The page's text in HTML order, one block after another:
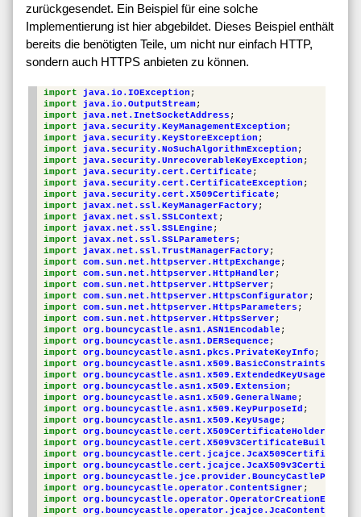
zurückgesendet. Ein Beispiel für eine solche
Implementierung ist hier abgebildet. Dieses Beispiel enthält
bereits die benötigten Teile, um nicht nur einfach HTTP,
sondern auch HTTPS anbieten zu können.
import java.io.IOException ;
import
java.io.OutputStream;
import
java.net.InetSocketAddress ;
import
java.security.KeyManagementException ;
import
java.security.KeyStoreException ;
import
java.security.NoSuchAlgorithmException ;
import
java.security.UnrecoverableKeyException ;
import
java.security.cert.Certificate ;
import
java.security.cert.CertificateException ;
import
java.security.cert.X509Certificate ;
import
javax.net.ssl.KeyManagerFactory;
import
javax.net.ssl.SSLContext ;
import
javax.net.ssl.SSLEngine ;
import
javax.net.ssl.SSLParameters ;
import
javax.net.ssl.TrustManagerFactory;
import
com.sun.net.httpserver.HttpExchange ;
import
com.sun.net.httpserver.HttpHandler ;
import
com.sun.net.httpserver.HttpServer ;
import
com.sun.net.httpserver.HttpsConfigurator ;
import
com.sun.net.httpserver.HttpsParameters ;
import
com.sun.net.httpserver.HttpsServer ;
import
org.bouncycastle.asn1.ASN1Encodable ;
import
org.bouncycastle.asn1.DERSequence ;
import
org.bouncycastle.asn1.pkcs.PrivateKeyInfo ;
import
org.bouncycastle.asn1.x509.BasicConstraints
import
org.bouncycastle.asn1.x509.ExtendedKeyUsage
import
org.bouncycastle.asn1.x509.Extension ;
import
org.bouncycastle.asn1.x509.GeneralName ;
import
org.bouncycastle.asn1.x509.KeyPurposeId ;
import
org.bouncycastle.asn1.x509.KeyUsage ;
import
org.bouncycastle.cert.X509CertificateHolder
import
org.bouncycastle.cert.X509v3CertificateBuilder
import
import
import
import
org.bouncycastle.operator.ContentSigner ;
import
import